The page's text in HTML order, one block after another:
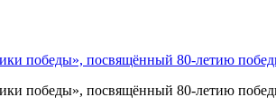
победы», посвящённый 80-летию
победы», посвящённый 80-летию победы